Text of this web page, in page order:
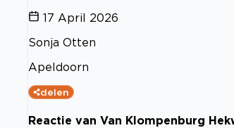
17 April 2026
Sonja Otten
Apeldoorn
delen
Reactie van Van Klompenburg